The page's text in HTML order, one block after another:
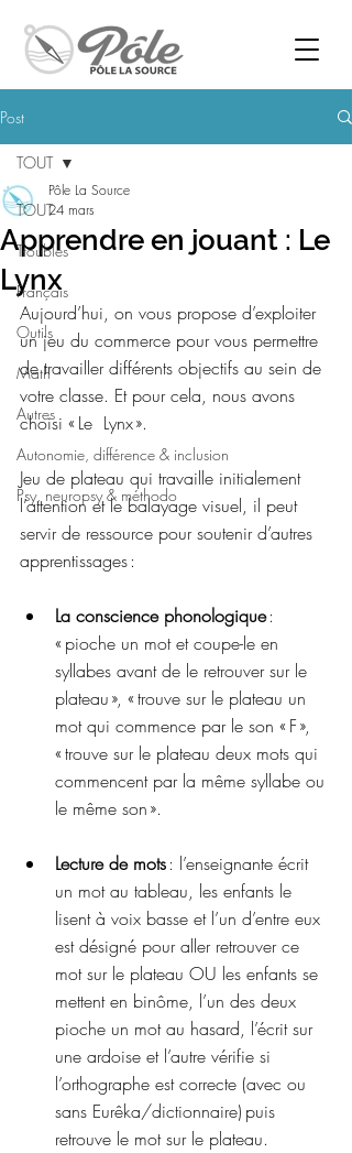
Post
TOUT
Troubles
Français
Outils
Math
Autres
Autonomie, différence & inclusion
Psy, neuropsy & méthodo
TOUT
Apprendre en jouant : Le
Lynx
Pôle La Source
24 mars
Aujourd’hui, on vous propose d’exploiter
un jeu du commerce pour vous permettre
de travailler différents objectifs au sein de
votre classe. Et pour cela, nous avons
choisi « Le  Lynx ».
Jeu de plateau qui travaille initialement
l’attention et le balayage visuel, il peut
servir de ressource pour soutenir d’autres
apprentissages :
La conscience phonologique :
« pioche un mot et coupe-le en
syllabes avant de le retrouver sur le
plateau », « trouve sur le plateau un
mot qui commence par le son « F »,
« trouve sur le plateau deux mots qui
commencent par la même syllabe ou
le même son ».
Lecture de mots : l’enseignante écrit
un mot au tableau, les enfants le
lisent à voix basse et l’un d’entre eux
est désigné pour aller retrouver ce
mot sur le plateau OU les enfants se
mettent en binôme, l’un des deux
pioche un mot au hasard, l’écrit sur
une ardoise et l’autre vérifie si
l’orthographe est correcte (avec ou
sans Eurêka/dictionnaire) puis
retrouve le mot sur le plateau.